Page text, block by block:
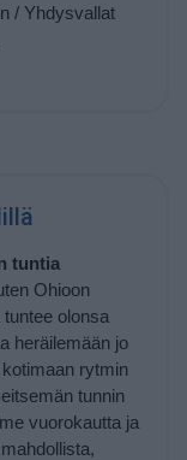
/ Yhdysvallat
tuntia
Ohioon
olonsa
heräilemään jo
rytmin
tunnin
vuorokautta ja